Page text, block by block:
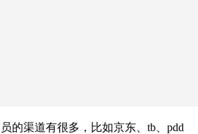
的渠道有很多，比如京东、tb、pdd